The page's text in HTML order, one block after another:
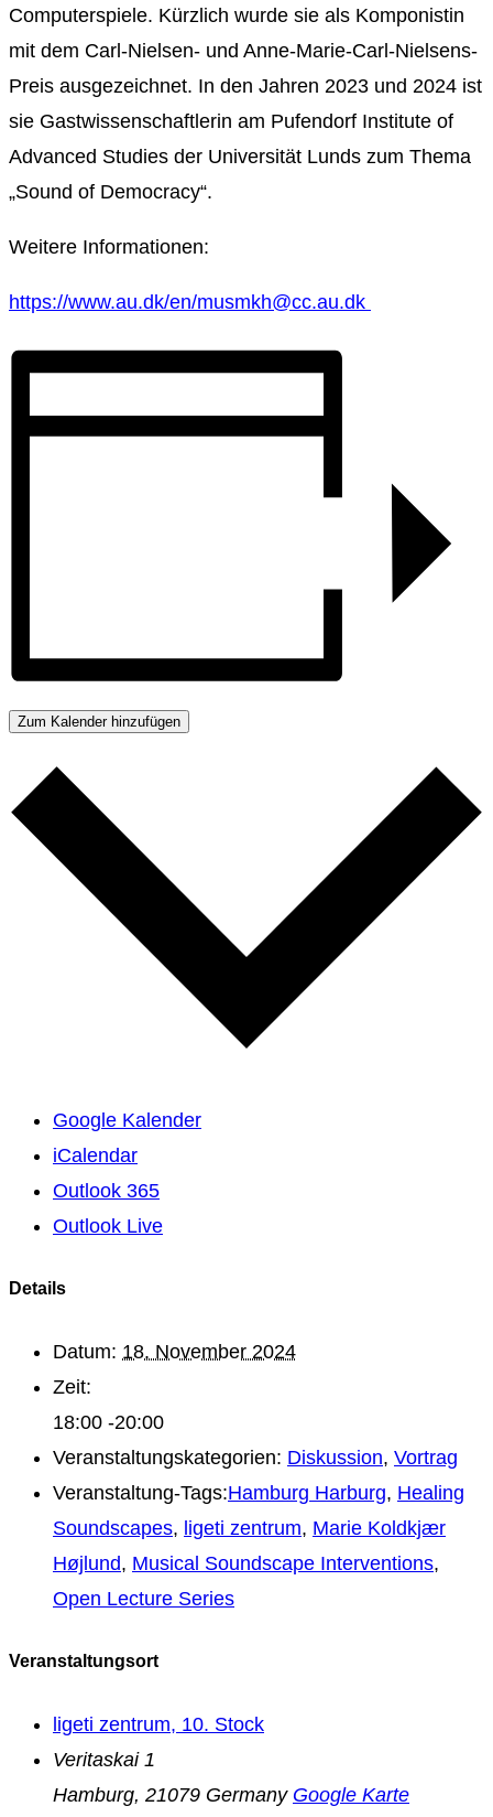
Computerspiele. Kürzlich wurde sie als Komponistin
mit dem Carl-Nielsen- und Anne-Marie-Carl-Nielsens-
Preis ausgezeichnet. In den Jahren 2023 und 2024 ist
sie Gastwissenschaftlerin am Pufendorf Institute of
Advanced Studies der Universität Lunds zum Thema
„Sound of Democracy“.
Weitere Informationen:
https://www.au.dk/en/musmkh@cc.au.dk
Zum Kalender hinzufügen
Google Kalender
iCalendar
Outlook 365
Outlook Live
Details
Datum: 18. November 2024
Zeit:
18:00 -20:00
Veranstaltungskategorien: Diskussion, Vortrag
Veranstaltung-Tags:Hamburg Harburg, Healing
Soundscapes, ligeti zentrum, Marie Koldkjær
Højlund, Musical Soundscape Interventions,
Open Lecture Series
Veranstaltungsort
ligeti zentrum, 10. Stock
Veritaskai 1
Hamburg, 21079 Germany Google Karte